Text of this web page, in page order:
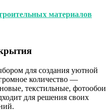
материалов
для создания уютной
количество —
текстильные, фотообои
для решения своих